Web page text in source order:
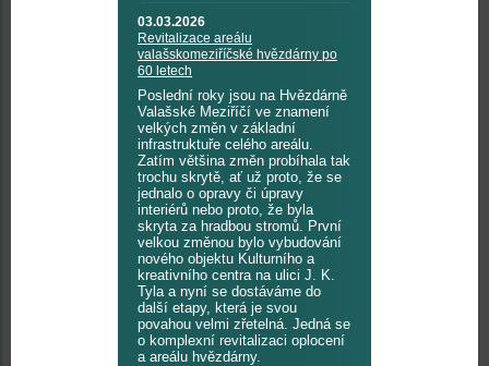
03.03.2026
Revitalizace areálu
valašskomeziříčské hvězdárny po
60 letech
Poslední roky jsou na Hvězdárně
Valašské Meziříčí ve znamení
velkých změn v základní
infrastruktuře celého areálu.
Zatím většina změn probíhala tak
trochu skrytě, ať už proto, že se
jednalo o opravy či úpravy
interiérů nebo proto, že byla
skryta za hradbou stromů. První
velkou změnou bylo vybudování
nového objektu Kulturního a
kreativního centra na ulici J. K.
Tyla a nyní se dostáváme do
další etapy, která je svou
povahou velmi zřetelná. Jedná se
o komplexní revitalizaci oplocení
a areálu hvězdárny.